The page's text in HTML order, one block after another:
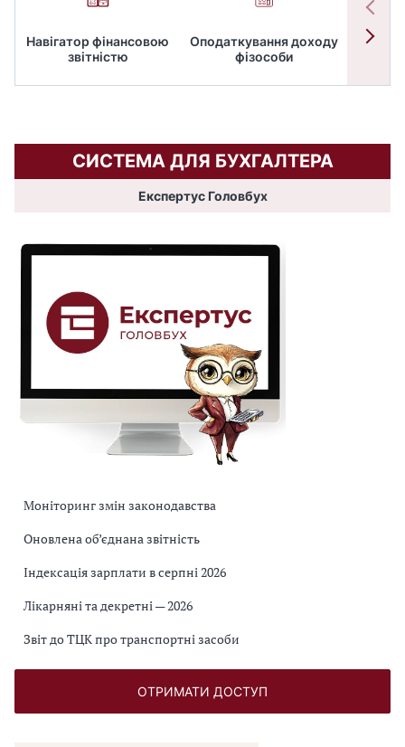
Навігатор фінансовою
звітністю
Оподаткування доходу
фізособи
СИСТЕМА ДЛЯ БУХГАЛТЕРА
Експертус Головбух
Моніторинг змін законодавства
Оновлена об’єднана звітність
Індексація зарплати в серпні 2026
Лікарняні та декретні — 2026
Звіт до ТЦК про транспортні засоби
ОТРИМАТИ ДОСТУП